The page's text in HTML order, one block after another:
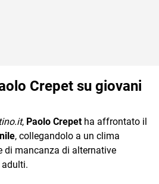
Crepet su giovani
, Paolo Crepetha affrontato il
, collegandolo a un clima
di mancanza di alternative